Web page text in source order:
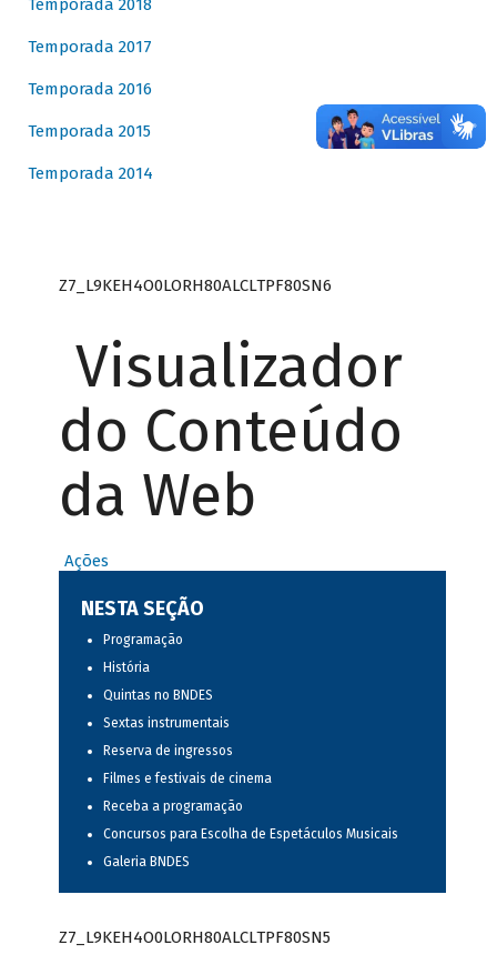
Temporada 2018
Temporada 2017
Temporada 2016
Temporada 2015
Temporada 2014
Z7_L9KEH4O0LORH80ALCLTPF80SN6
Visualizador
do Conteúdo
da Web
Ações
NESTA SEÇÃO
Programação
História
Quintas no BNDES
Sextas instrumentais
Reserva de ingressos
Filmes e festivais de cinema
Receba a programação
Concursos para Escolha de Espetáculos Musicais
Galeria BNDES
Z7_L9KEH4O0LORH80ALCLTPF80SN5